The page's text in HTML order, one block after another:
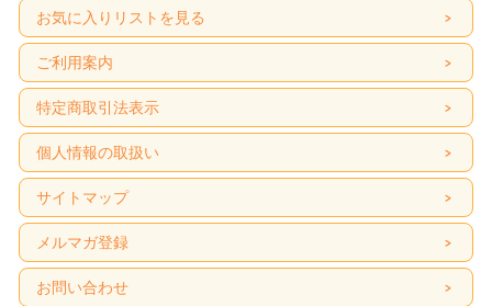
お気に入りリストを見る
ご利用案内
特定商取引法表示
個人情報の取扱い
サイトマップ
メルマガ登録
お問い合わせ